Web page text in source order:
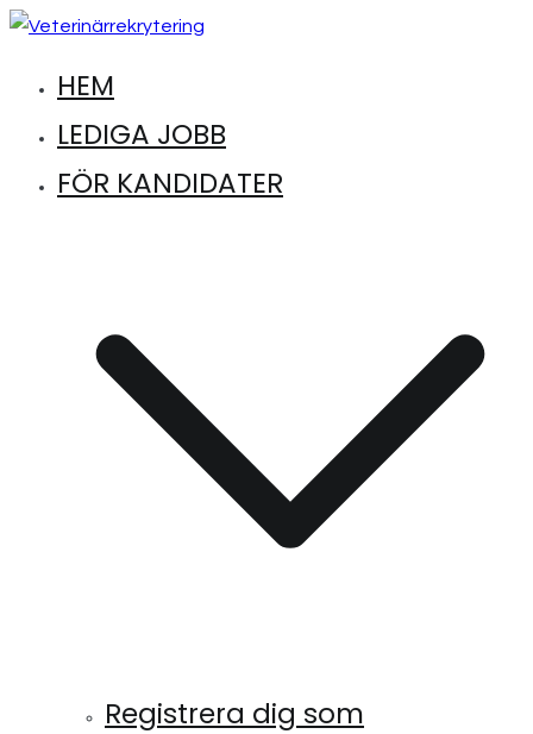
Hoppa
innehåll
Veterinärrekrytering
Hitta lediga jobb inom djursjukvård
HEM
LEDIGA JOBB
FÖR KANDIDATER
Registrera dig som